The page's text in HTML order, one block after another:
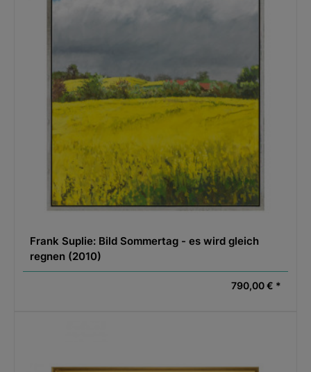
Frank Suplie: Bild Sommertag - es wird gleich
regnen (2010)
790,00 € *